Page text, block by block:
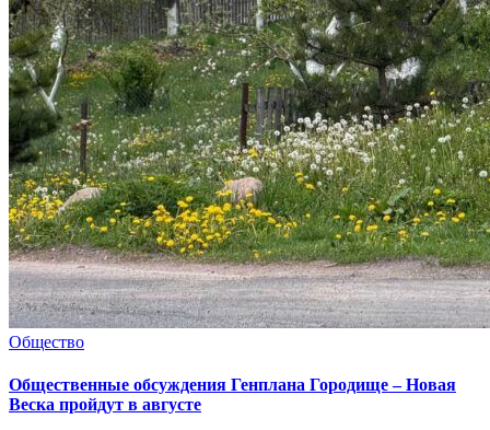
Общество
Общественные обсуждения Генплана Городище – Новая
Веска пройдут в августе